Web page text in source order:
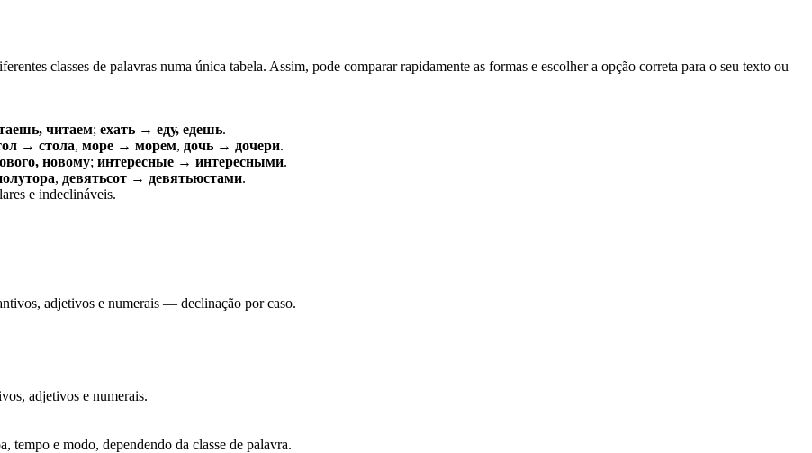
classes de palavras numa única tabela. Assim, pode comparar rapidamente as formas e escolher a opção correta para o seu texto ou
читаем; ехать → еду, едешь.
→ стола, море → морем, дочь → дочери.
новому; интересные → интересными.
, девятьсот → девятьюстами.
e indeclináveis.
adjetivos e numerais — declinação por caso.
adjetivos e numerais.
tempo e modo, dependendo da classe de palavra.